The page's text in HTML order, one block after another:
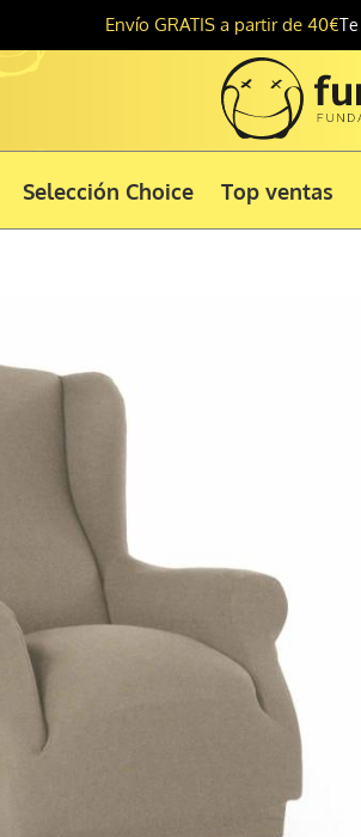
Envío GRATIS a partir de 40€
Selección Choice Top ventas